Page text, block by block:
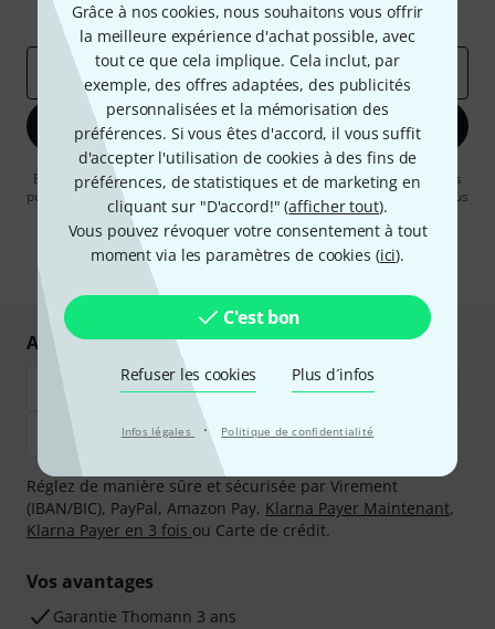
Grâce à nos cookies, nous souhaitons vous offrir
la meilleure expérience d'achat possible, avec
tout ce que cela implique. Cela inclut, par
exemple, des offres adaptées, des publicités
personnalisées et la mémorisation des
préférences. Si vous êtes d'accord, il vous suffit
d'accepter l'utilisation de cookies à des fins de
préférences, de statistiques et de marketing en
cliquant sur "D'accord!" (afficher tout).
Vous pouvez révoquer votre consentement à tout
moment via les paramètres de cookies (ici).
C'est bon
Refuser les cookies Plus d´infos
Infos légales · Politique de confidentialité
Articles inspirants
Deals Aperçus Thomann
Adresse e-mail*
S'inscrire maintenant
En cliquant sur "S'inscrire maintenant", vous acceptez de recevoir des
publicités par e-mail. La désinscription est possible à tout moment. Vous
pouvez trouver plus d'informations à ce sujet dans notrePolitique de
confidentialité.
* Requis
Achetez et payez en toute sécurité
Réglez de manière sûre et sécurisée par Virement
(IBAN/BIC), PayPal, Amazon Pay, Klarna Payer Maintenant,
Klarna Payer en 3 fois ou Carte de crédit.
Vos avantages
Ga­ran­tie Thomann 3 ans